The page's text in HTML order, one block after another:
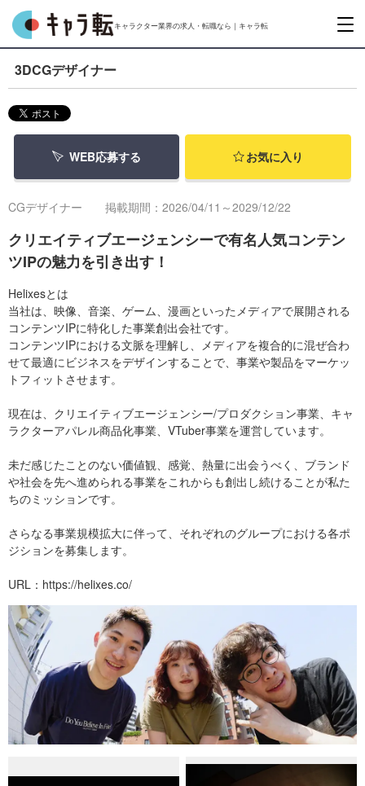
キャラクター業界の求人・転職なら｜キャラ転
3DCGデザイナー
WEB応募する お気に入り
CGデザイナー 掲載期間：2026/04/11～2029/12/22
クリエイティブエージェンシーで有名人気コンテン
ツIPの魅力を引き出す！
Helixesとは
当社は、映像、音楽、ゲーム、漫画といったメディアで展開される
コンテンツIPに特化した事業創出会社です。
コンテンツIPにおける文脈を理解し、メディアを複合的に混ぜ合わ
せて最適にビジネスをデザインすることで、事業や製品をマーケッ
トフィットさせます。
現在は、クリエイティブエージェンシー/プロダクション事業、キャ
ラクターアパレル商品化事業、VTuber事業を運営しています。
未だ感じたことのない価値観、感覚、熱量に出会うべく、ブランド
や社会を先へ進められる事業をこれからも創出し続けることが私た
ちのミッションです。
さらなる事業規模拡大に伴って、それぞれのグループにおける各ポ
ジションを募集します。
URL：https://helixes.co/